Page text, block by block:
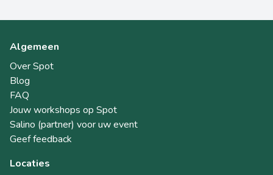
Algemeen
Over Spot
Blog
FAQ
Jouw workshops op Spot
Salino (partner) voor uw event
Geef feedback
Locaties